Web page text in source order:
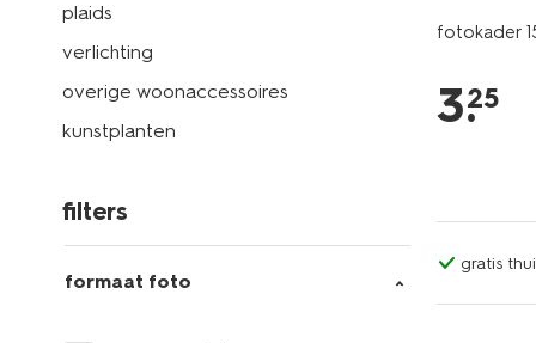
plaids
verlichting
overige woonaccessoires
kunstplanten
filters
formaat foto
fotokader
3.
25
gratis